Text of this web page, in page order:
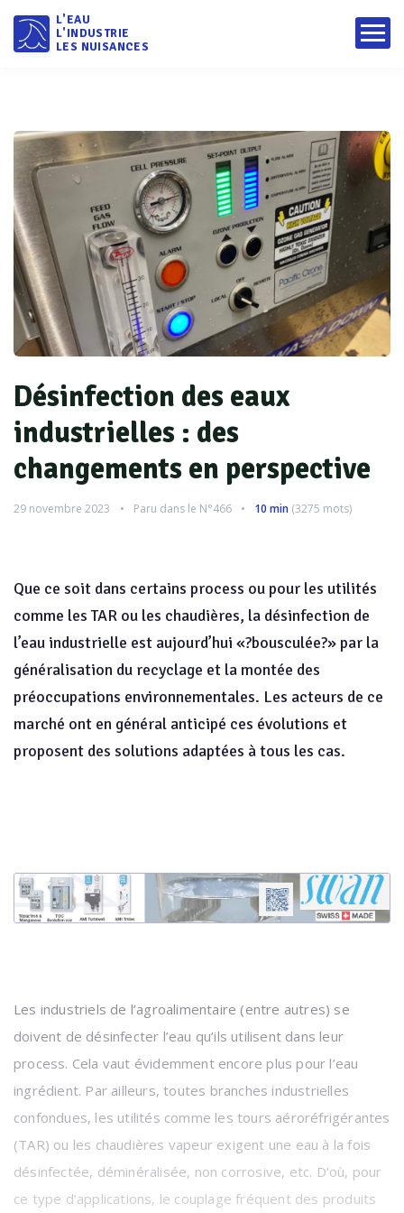
L'EAU
L'INDUSTRIE
LES NUISANCES
Désinfection des eaux
industrielles : des
changements en perspective
29 novembre 2023 Paru dans le N°466 10 min (3275 mots)
Que ce soit dans certains process ou pour les utilités
comme les TAR ou les chaudières, la désinfection de
l’eau industrielle est aujourd’hui «?bousculée?» par la
généralisation du recyclage et la montée des
préoccupations environnementales. Les acteurs de ce
marché ont en général anticipé ces évolutions et
proposent des solutions adaptées à tous les cas.
Les industriels de l’agroalimentaire (entre autres) se
doivent de désinfecter l’eau qu’ils utilisent dans leur
process. Cela vaut évidemment encore plus pour l’eau
ingrédient. Par ailleurs, toutes branches industrielles
confondues, les utilités comme les tours aéroréfrigérantes
(TAR) ou les chaudières vapeur exigent une eau à la fois
désinfectée, déminéralisée, non corrosive, etc. D’où, pour
ce type d’applications, le couplage fréquent des produits